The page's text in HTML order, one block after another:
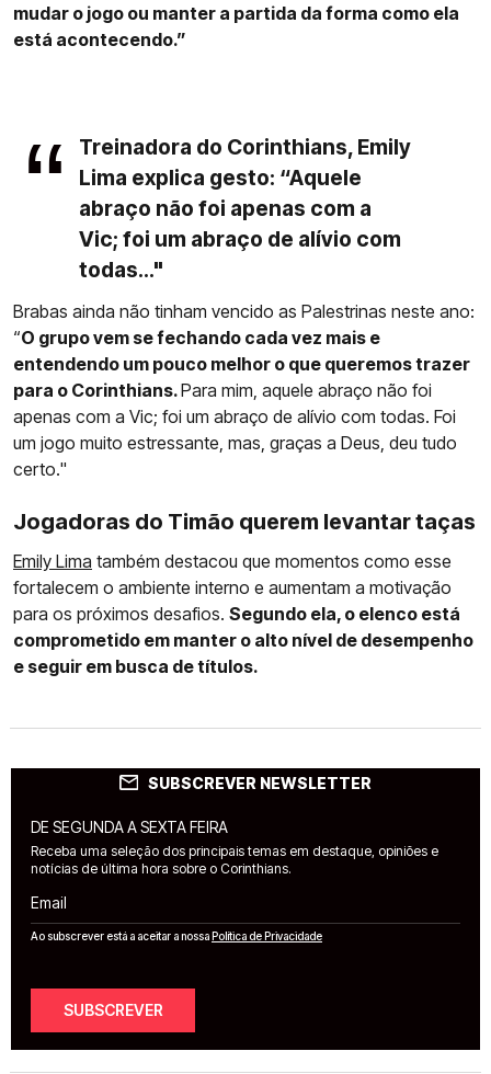
mudar o jogo ou manter a partida da forma como ela
está acontecendo.”
Treinadora do Corinthians, Emily
Lima explica gesto: “Aquele
abraço não foi apenas com a
Vic; foi um abraço de alívio com
todas..."
Brabas ainda não tinham vencido as Palestrinas neste ano:
“O grupo vem se fechando cada vez mais e
entendendo um pouco melhor o que queremos trazer
para o Corinthians.Para mim, aquele abraço não foi
apenas com a Vic; foi um abraço de alívio com todas. Foi
um jogo muito estressante, mas, graças a Deus, deu tudo
certo."
Jogadoras do Timão querem levantar taças
Emily Lima também destacou que momentos como esse
fortalecem o ambiente interno e aumentam a motivação
para os próximos desafios. Segundo ela, o elenco está
comprometido em manter o alto nível de desempenho
e seguir em busca de títulos.
SUBSCREVER NEWSLETTER
DE SEGUNDA A SEXTA FEIRA
Receba uma seleção dos principais temas em destaque, opiniões e
notícias de última hora sobre o Corinthians.
Email
Ao subscrever está a aceitar a nossaPolítica de Privacidade
SUBSCREVER